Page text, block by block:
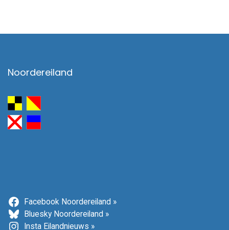
Noordereiland
Facebook Noordereiland »
Bluesky Noordereiland »
Insta Eilandnieuws »